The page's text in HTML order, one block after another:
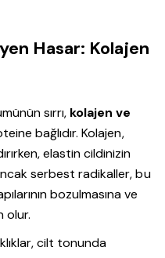
Hasar: Kolajen
sırrı, kolajen ve
bağlıdır. Kolajen,
elastin cildinizin
serbest radikaller, bu
bozulmasına ve
olur.
cilt tonunda